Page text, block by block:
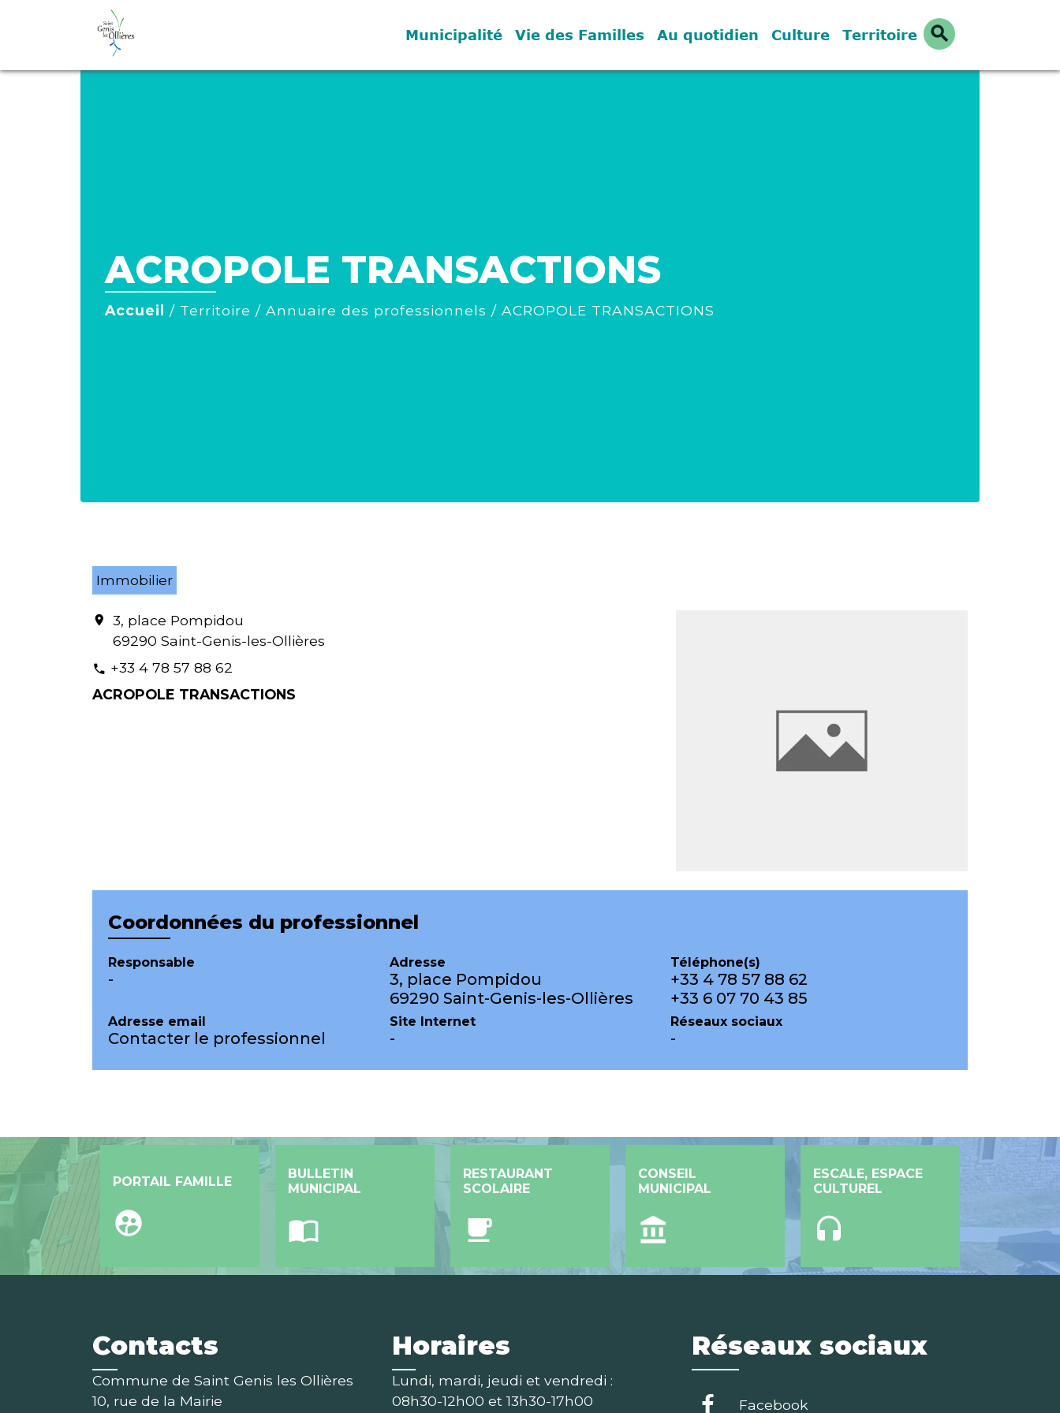
Municipalité Vie des Familles Au quotidien Culture Territoire search
ACROPOLE TRANSACTIONS
Accueil / Territoire / Annuaire des professionnels / ACROPOLE TRANSACTIONS
Immobilier
location_on
3, place Pompidou
69290 Saint-Genis-les-Ollières
phone +33 4 78 57 88 62
ACROPOLE TRANSACTIONS
Coordonnées du professionnel
Responsable
-
Adresse
3, place Pompidou
69290 Saint-Genis-les-Ollières
Téléphone(s)
+33 4 78 57 88 62
+33 6 07 70 43 85
Adresse email
Contacter le professionnel
Site Internet
-
Réseaux sociaux
-
PORTAIL FAMILLE
supervised_user_circle
BULLETIN
MUNICIPAL
import_contacts
RESTAURANT
SCOLAIRE
local_cafe
CONSEIL
MUNICIPAL
account_balance
ESCALE, ESPACE
CULTUREL
headset
Contacts
Commune de Saint Genis les Ollières
10, rue de la Mairie
Horaires
Lundi, mardi, jeudi et vendredi :
08h30-12h00 et 13h30-17h00
Réseaux sociaux
Facebook